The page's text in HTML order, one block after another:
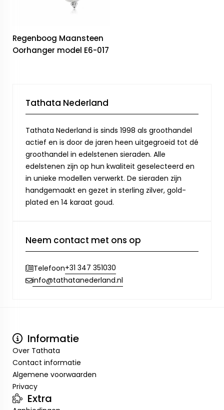
Regenboog Maansteen
Oorhanger model E6-017
Tathata Nederland
Tathata Nederland is sinds 1998 als groothandel
actief en is door de jaren heen uitgegroeid tot dé
groothandel in edelstenen sieraden. Alle
edelstenen zijn op hun kwaliteit geselecteerd en
in unieke modellen verwerkt. De sieraden zijn
handgemaakt en gezet in sterling zilver, gold-
plated en 14 karaat goud.
Neem contact met ons op
Telefoon+31 347 351030
info@tathatanederland.nl
Informatie
Over Tathata
Contact informatie
Algemene voorwaarden
Privacy
Extra